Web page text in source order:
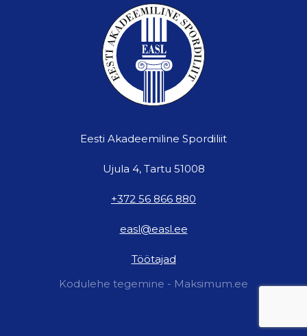
Eesti Akadeemiline Spordiliit
Ujula 4, Tartu 51008
+372 56 866 880
easl@easl.ee
Töötajad
Kodulehe tegemine - Maksimum.ee